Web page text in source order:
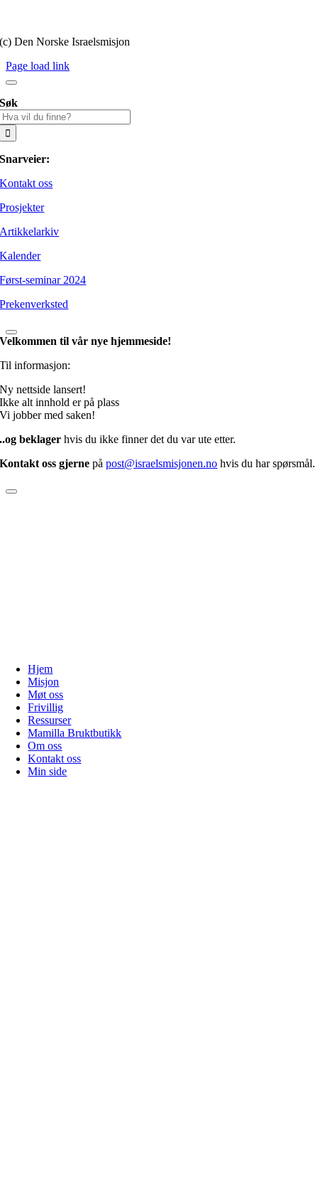
(c) Den Norske Israelsmisjon
Page load link
Søk
Snarveier:
Kontakt oss
Prosjekter
Artikkelarkiv
Kalender
Først-seminar 2024
Prekenverksted
Velkommen til vår nye hjemmeside!
Til informasjon:
Ny nettside lansert!
Ikke alt innhold er på plass
Vi jobber med saken!
..og beklager hvis du ikke finner det du var ute etter.
Kontakt oss gjerne påpost@israelsmisjonen.no hvis du har spørsmål.
Hjem
Misjon
Møt oss
Frivillig
Ressurser
Mamilla Bruktbutikk
Om oss
Kontakt oss
Min side